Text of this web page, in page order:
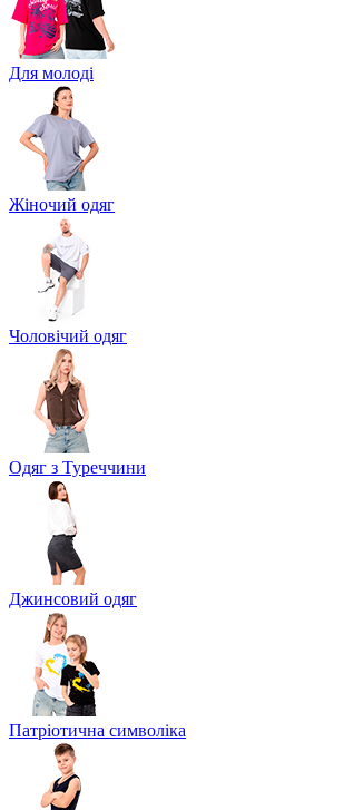
Для молоді
Жіночий одяг
Чоловічий одяг
Одяг з Туреччини
Джинсовий одяг
Патріотична символіка